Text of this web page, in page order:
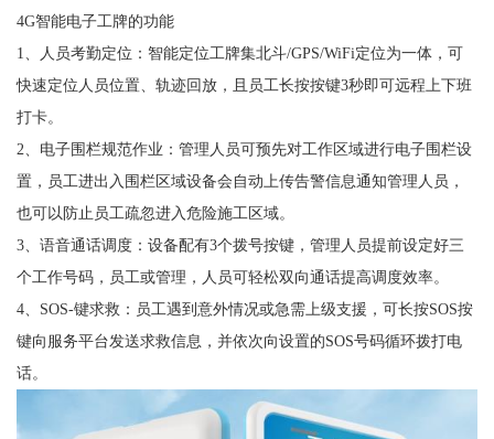
4G智能电子工牌的功能
1、人员考勤定位：智能定位工牌集北斗/GPS/WiFi定位为一体，可
快速定位人员位置、轨迹回放，且员工长按按键3秒即可远程上下班
打卡。
2、电子围栏规范作业：管理人员可预先对工作区域进行电子围栏设
置，员工进出入围栏区域设备会自动上传告警信息通知管理人员，
也可以防止员工疏忽进入危险施工区域。
3、语音通话调度：设备配有3个拨号按键，管理人员提前设定好三
个工作号码，员工或管理，人员可轻松双向通话提高调度效率。
4、SOS-键求救：员工遇到意外情况或急需上级支援，可长按SOS按
键向服务平台发送求救信息，并依次向设置的SOS号码循环拨打电
话。